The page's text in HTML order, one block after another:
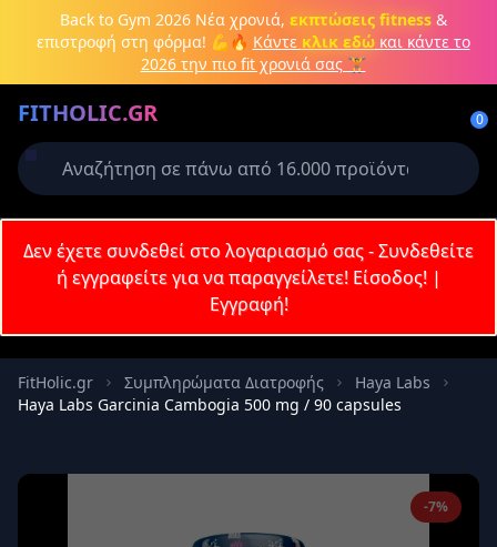
Μετάβαση στο κύριο περιεχόμενο
Back to Gym 2026Νέα χρονιά, εκπτώσεις fitness&
επιστροφή στη φόρμα! 💪🔥 Κάντε κλικ εδώκαι κάντε το
2026 την πιο fit χρονιά σας 🏋️
FITHOLIC.GR 0
Πρωτεΐνες Pre-Workout Aμινοξέα Καύση λίπους
Δεν έχετε συνδεθεί στο λογαριασμό σας - Συνδεθείτε
ή εγγραφείτε για να παραγγείλετε! Είσοδος!|
Εγγραφή!
FitHolic.gr Συμπληρώματα Διατροφής
Haya Labs
Haya Labs Garcinia Cambogia 500 mg / 90 capsules
-7%
Δημιουργήστε λογαριασμό ή
Απαιτείται για την ολοκλήρωση της
παραγγελίας σας
Σύνδεση Εγγραφή
Κωδικός
Ξεχάσατε τον κωδικό σας;